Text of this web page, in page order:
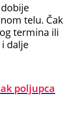
telu. Čak
termina ili
dalje
poljupca